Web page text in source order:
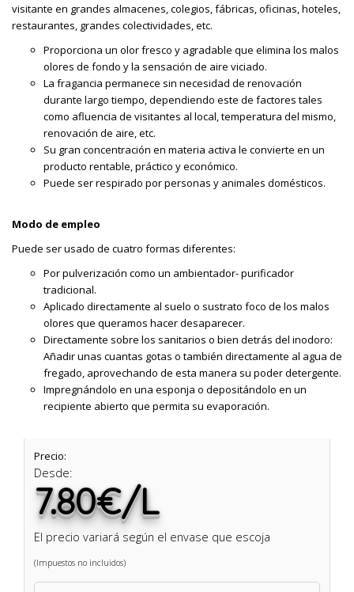
visitante en grandes almacenes, colegios, fábricas, oficinas, hoteles,
restaurantes, grandes colectividades, etc.
Proporciona un olor fresco y agradable que elimina los malos
olores de fondo y la sensación de aire viciado.
La fragancia permanece sin necesidad de renovación
durante largo tiempo, dependiendo este de factores tales
como afluencia de visitantes al local, temperatura del mismo,
renovación de aire, etc.
Su gran concentración en materia activa le convierte en un
producto rentable, práctico y económico.
Puede ser respirado por personas y animales domésticos.
Modo de empleo
Puede ser usado de cuatro formas diferentes:
Por pulverización como un ambientador- purificador
tradicional.
Aplicado directamente al suelo o sustrato foco de los malos
olores que queramos hacer desaparecer.
Directamente sobre los sanitarios o bien detrás del inodoro:
Añadir unas cuantas gotas o también directamente al agua de
fregado, aprovechando de esta manera su poder detergente.
Impregnándolo en una esponja o depositándolo en un
recipiente abierto que permita su evaporación.
Precio:
Desde:
7.80€/L
El precio variará según el envase que escoja
(Impuestos no incluidos)